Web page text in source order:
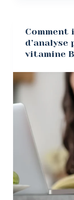
d’analyse
vitamine